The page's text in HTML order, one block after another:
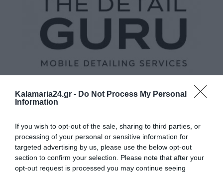
Kalamaria24.gr - Do Not Process My Personal
Information
If you wish to opt-out of the sale, sharing to third parties, or
processing of your personal or sensitive information for
targeted advertising by us, please use the below opt-out
section to confirm your selection. Please note that after your
opt-out request is processed you may continue seeing